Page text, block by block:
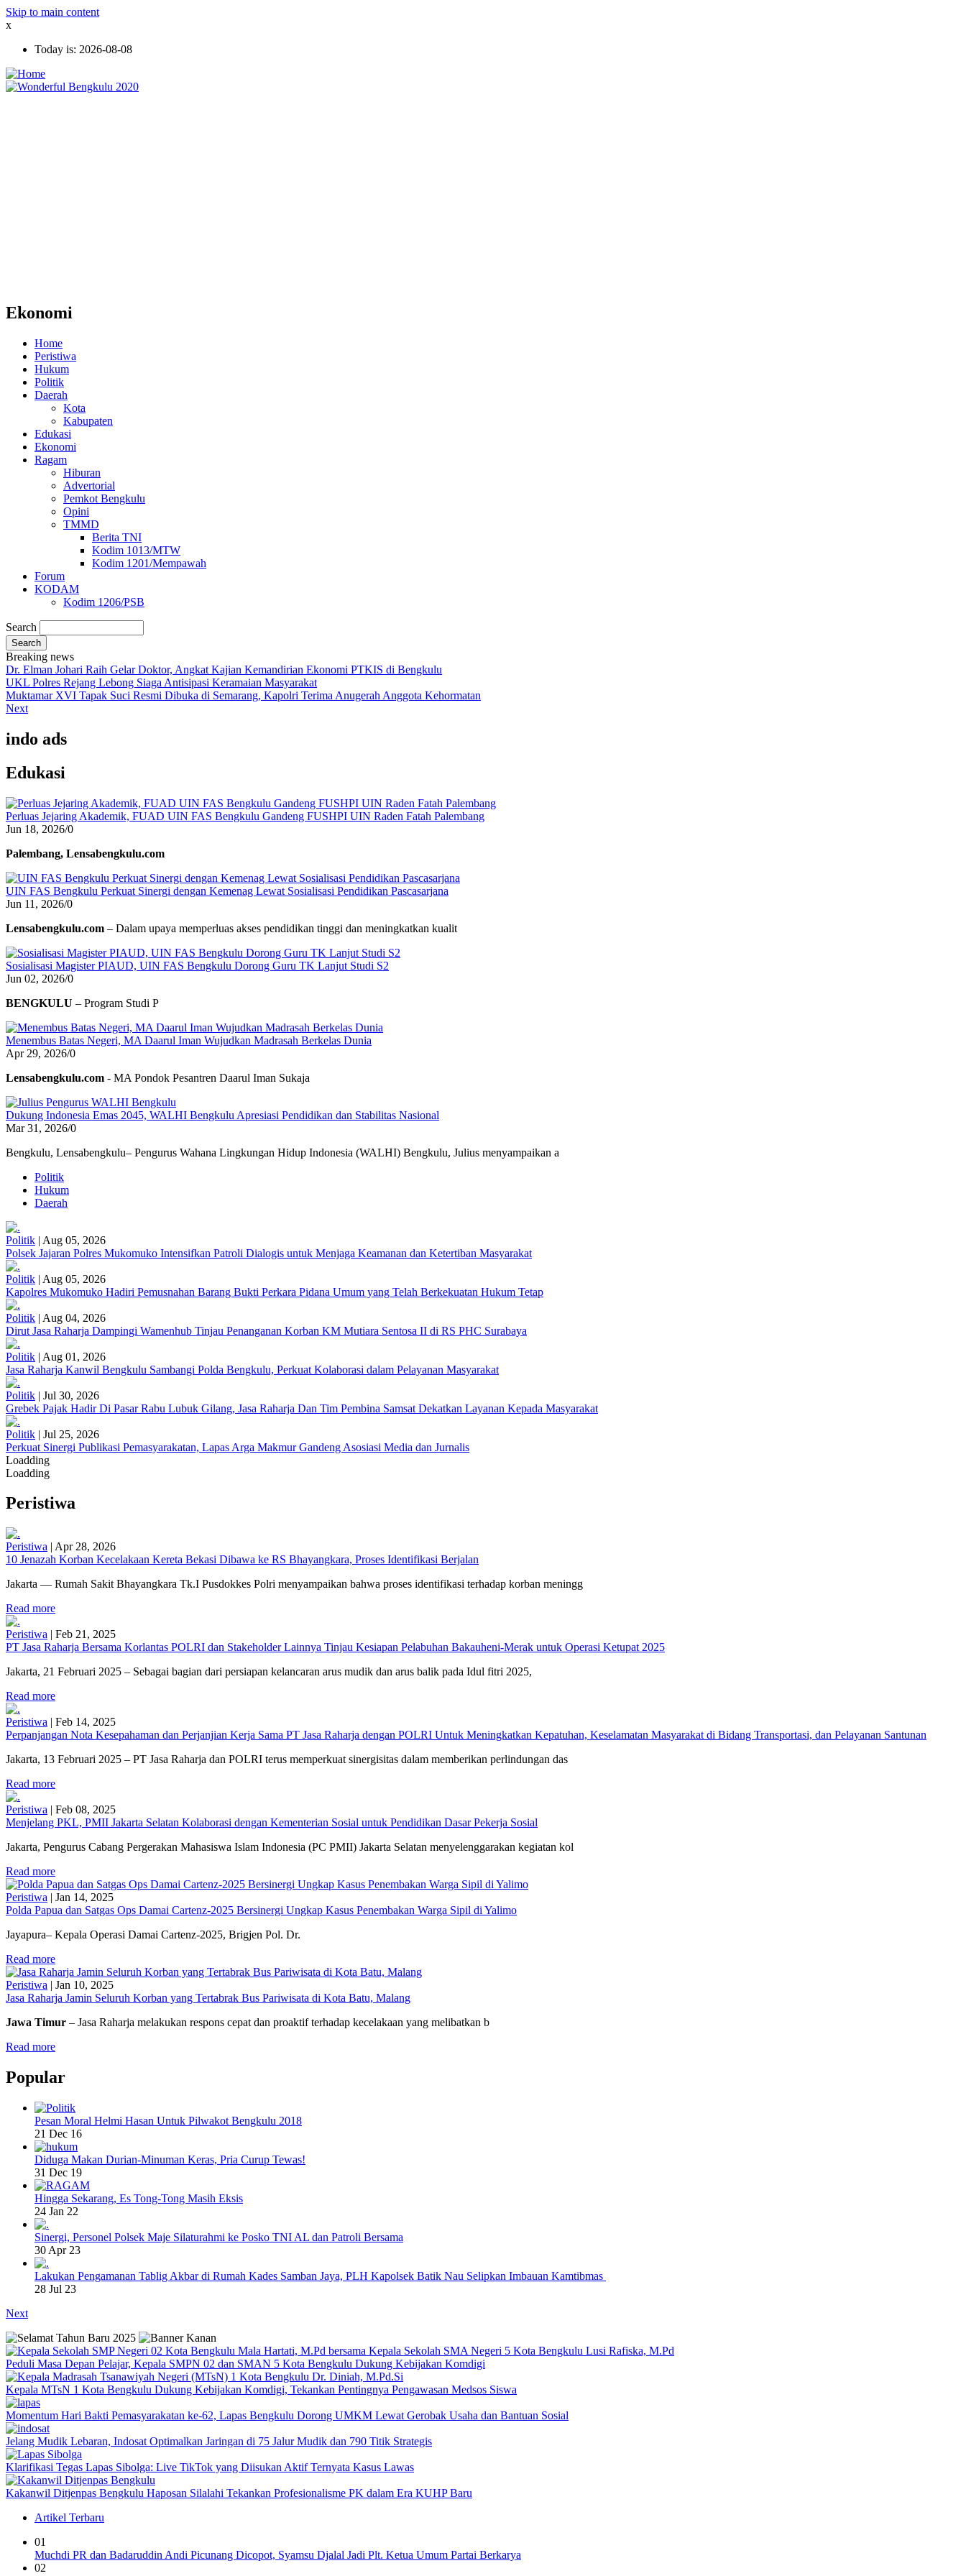
Skip to main content
x
Today is: 2026-08-08
Ekonomi
Home
Peristiwa
Hukum
Politik
Daerah
Kota
Kabupaten
Edukasi
Ekonomi
Ragam
Hiburan
Advertorial
Pemkot Bengkulu
Opini
TMMD
Berita TNI
Kodim 1013/MTW
Kodim 1201/Mempawah
Forum
KODAM
Kodim 1206/PSB
Search
Breaking news
Dr. Elman Johari Raih Gelar Doktor, Angkat Kajian Kemandirian Ekonomi PTKIS di Bengkulu
UKL Polres Rejang Lebong Siaga Antisipasi Keramaian Masyarakat
Muktamar XVI Tapak Suci Resmi Dibuka di Semarang, Kapolri Terima Anugerah Anggota Kehormatan
Next
indo ads
Edukasi
Perluas Jejaring Akademik, FUAD UIN FAS Bengkulu Gandeng FUSHPI UIN Raden Fatah Palembang
Jun 18, 2026/0
Palembang, Lensabengkulu.com
UIN FAS Bengkulu Perkuat Sinergi dengan Kemenag Lewat Sosialisasi Pendidikan Pascasarjana
Jun 11, 2026/0
Lensabengkulu.com – Dalam upaya memperluas akses pendidikan tinggi dan meningkatkan kualit
Sosialisasi Magister PIAUD, UIN FAS Bengkulu Dorong Guru TK Lanjut Studi S2
Jun 02, 2026/0
BENGKULU – Program Studi P
Menembus Batas Negeri, MA Daarul Iman Wujudkan Madrasah Berkelas Dunia
Apr 29, 2026/0
Lensabengkulu.com - MA Pondok Pesantren Daarul Iman Sukaja
Dukung Indonesia Emas 2045, WALHI Bengkulu Apresiasi Pendidikan dan Stabilitas Nasional
Mar 31, 2026/0
Bengkulu, Lensabengkulu– Pengurus Wahana Lingkungan Hidup Indonesia (WALHI) Bengkulu, Julius menyampaikan a
Politik
Hukum
Daerah
Politik | Aug 05, 2026
Polsek Jajaran Polres Mukomuko Intensifkan Patroli Dialogis untuk Menjaga Keamanan dan Ketertiban Masyarakat
Politik | Aug 05, 2026
Kapolres Mukomuko Hadiri Pemusnahan Barang Bukti Perkara Pidana Umum yang Telah Berkekuatan Hukum Tetap
Politik | Aug 04, 2026
Dirut Jasa Raharja Dampingi Wamenhub Tinjau Penanganan Korban KM Mutiara Sentosa II di RS PHC Surabaya
Politik | Aug 01, 2026
Jasa Raharja Kanwil Bengkulu Sambangi Polda Bengkulu, Perkuat Kolaborasi dalam Pelayanan Masyarakat
Politik | Jul 30, 2026
Grebek Pajak Hadir Di Pasar Rabu Lubuk Gilang, Jasa Raharja Dan Tim Pembina Samsat Dekatkan Layanan Kepada Masyarakat
Politik | Jul 25, 2026
Perkuat Sinergi Publikasi Pemasyarakatan, Lapas Arga Makmur Gandeng Asosiasi Media dan Jurnalis
Loadding
Loadding
Peristiwa
Peristiwa | Apr 28, 2026
10 Jenazah Korban Kecelakaan Kereta Bekasi Dibawa ke RS Bhayangkara, Proses Identifikasi Berjalan
Jakarta — Rumah Sakit Bhayangkara Tk.I Pusdokkes Polri menyampaikan bahwa proses identifikasi terhadap korban meningg
Read more
Peristiwa | Feb 21, 2025
PT Jasa Raharja Bersama Korlantas POLRI dan Stakeholder Lainnya Tinjau Kesiapan Pelabuhan Bakauheni-Merak untuk Operasi Ketupat 2025
Jakarta, 21 Februari 2025 – Sebagai bagian dari persiapan kelancaran arus mudik dan arus balik pada Idul fitri 2025,
Read more
Peristiwa | Feb 14, 2025
Perpanjangan Nota Kesepahaman dan Perjanjian Kerja Sama PT Jasa Raharja dengan POLRI Untuk Meningkatkan Kepatuhan, Keselamatan Masyarakat di Bidang Transportasi, dan Pelayanan Santunan
Jakarta, 13 Februari 2025 – PT Jasa Raharja dan POLRI terus memperkuat sinergisitas dalam memberikan perlindungan das
Read more
Peristiwa | Feb 08, 2025
Menjelang PKL, PMII Jakarta Selatan Kolaborasi dengan Kementerian Sosial untuk Pendidikan Dasar Pekerja Sosial
Jakarta, Pengurus Cabang Pergerakan Mahasiswa Islam Indonesia (PC PMII) Jakarta Selatan menyelenggarakan kegiatan kol
Read more
Peristiwa | Jan 14, 2025
Polda Papua dan Satgas Ops Damai Cartenz-2025 Bersinergi Ungkap Kasus Penembakan Warga Sipil di Yalimo
Jayapura– Kepala Operasi Damai Cartenz-2025, Brigjen Pol. Dr.
Read more
Peristiwa | Jan 10, 2025
Jasa Raharja Jamin Seluruh Korban yang Tertabrak Bus Pariwisata di Kota Batu, Malang
Jawa Timur – Jasa Raharja melakukan respons cepat dan proaktif terhadap kecelakaan yang melibatkan b
Read more
Popular
Pesan Moral Helmi Hasan Untuk Pilwakot Bengkulu 2018
21 Dec 16
Diduga Makan Durian-Minuman Keras, Pria Curup Tewas!
31 Dec 19
Hingga Sekarang, Es Tong-Tong Masih Eksis
24 Jan 22
Sinergi, Personel Polsek Maje Silaturahmi ke Posko TNI AL dan Patroli Bersama
30 Apr 23
Lakukan Pengamanan Tablig Akbar di Rumah Kades Samban Jaya, PLH Kapolsek Batik Nau Selipkan Imbauan Kamtibmas
28 Jul 23
Next
Peduli Masa Depan Pelajar, Kepala SMPN 02 dan SMAN 5 Kota Bengkulu Dukung Kebijakan Komdigi
Kepala MTsN 1 Kota Bengkulu Dukung Kebijakan Komdigi, Tekankan Pentingnya Pengawasan Medsos Siswa
Momentum Hari Bakti Pemasyarakatan ke-62, Lapas Bengkulu Dorong UMKM Lewat Gerobak Usaha dan Bantuan Sosial
Jelang Mudik Lebaran, Indosat Optimalkan Jaringan di 75 Jalur Mudik dan 790 Titik Strategis
Klarifikasi Tegas Lapas Sibolga: Live TikTok yang Diisukan Aktif Ternyata Kasus Lawas
Kakanwil Ditjenpas Bengkulu Haposan Silalahi Tekankan Profesionalisme PK dalam Era KUHP Baru
Artikel Terbaru
01
Muchdi PR dan Badaruddin Andi Picunang Dicopot, Syamsu Djalal Jadi Plt. Ketua Umum Partai Berkarya
02